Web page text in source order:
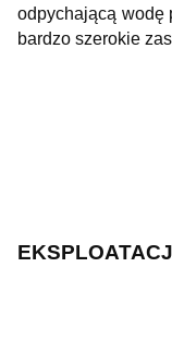
odpychającą wodę
bardzo szerokie